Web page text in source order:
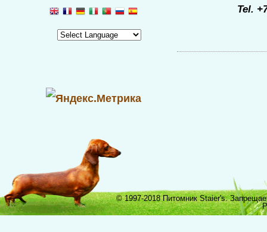
Tel.
© 1997-2018 Питомник Staier's.